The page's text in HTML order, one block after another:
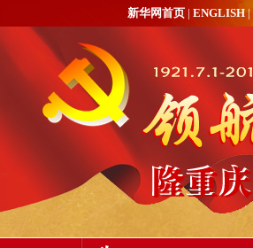
新华网首页| ENGLISH|